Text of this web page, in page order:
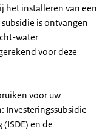
het installeren van een
is ontvangen
water
voor deze
voor uw
Investeringssubsidie
en de